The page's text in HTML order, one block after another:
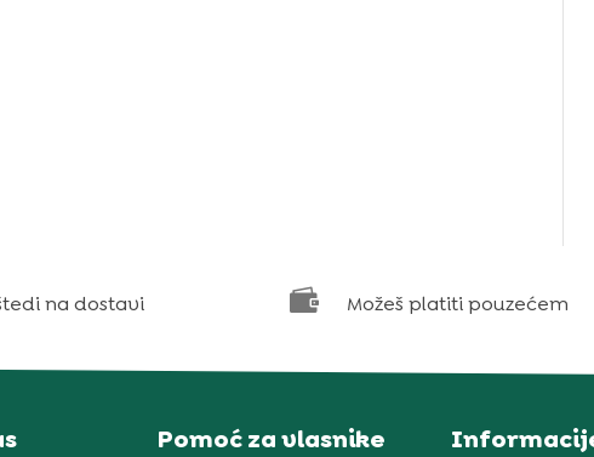
na dostavi  Možeš platiti pouzećem
Pomoć za vlasnike